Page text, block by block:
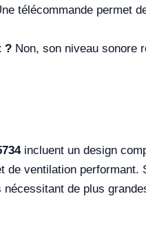
télécommande permet
? Non, son niveau sonore
incluent un design
ventilation
de plus